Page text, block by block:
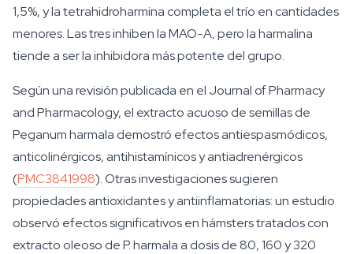
1,5%, y la tetrahidroharmina completa el trío en cantidades
menores. Las tres inhiben la MAO-A, pero la harmalina
tiende a ser la inhibidora más potente del grupo.
Según una revisión publicada en el Journal of Pharmacy
and Pharmacology, el extracto acuoso de semillas de
Peganum harmala demostró efectos antiespasmódicos,
anticolinérgicos, antihistamínicos y antiadrenérgicos
(PMC3841998). Otras investigaciones sugieren
propiedades antioxidantes y antiinflamatorias: un estudio
observó efectos significativos en hámsters tratados con
extracto oleoso de P. harmala a dosis de 80, 160 y 320